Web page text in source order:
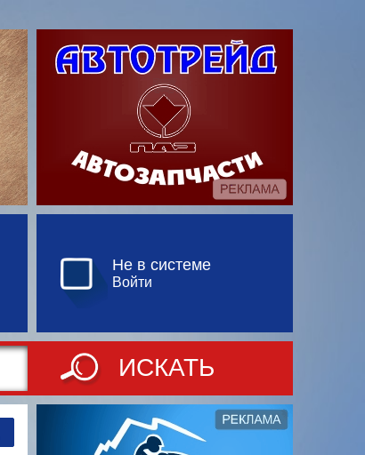
Не в системе
Войти
ИСКАТЬ